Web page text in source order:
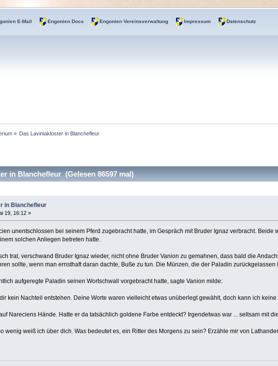
E-Mail Engonien Docs Engonien Vereinsverwaltung Impressum Datenschutz
» Das Laviniakloster in Blanchefleur
in Blanchefleur (Gelesen 86597 mal)
in Blanchefleur
19, 16:12 »
unentschlossen bei seinem Pferd zugebracht hatte, im Gespräch mit Bruder Ignaz verbracht. Beide
solchen Anliegen betreten hatte.
trat, verschwand Bruder Ignaz wieder, nicht ohne Bruder Vanion zu gemahnen, dass bald die
sollte, wenn man ernsthaft daran dachte, Buße zu tun. Die Münzen, die der Paladin
aufgeregte Paladin seinen Wortschwall vorgebracht hatte, sagte Vanion milde:
kein Nachteil entstehen. Deine Worte waren vielleicht etwas unüberlegt gewählt, doch kann ich
Nareciens Hände. Hatte er da tatsächlich goldene Farbe entdeckt? Irgendetwas war ... seltsam mit
wenig weiß ich über dich. Was bedeutet es, ein Ritter des Morgens zu sein? Erzähle mir von